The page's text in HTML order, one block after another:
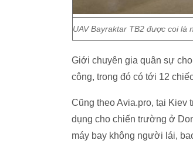
UAV Bayraktar TB2 được coi là
Giới chuyên gia quân sự
công, trong đó có tới 12
Cũng theo Avia.pro, tại Kiev
dụng cho chiến trường ở
máy bay không người lái,